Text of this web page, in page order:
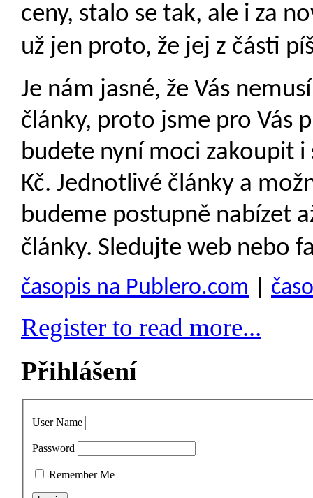
ceny, stalo se tak, ale i za
už jen proto, že jej z části
Je nám jasné, že Vás
články, proto jsme pro Vás
budete nyní moci zakoupit
Kč. Jednotlivé články a
budeme postupně nabízet
články. Sledujte web nebo
časopis na Publero.com
Register to read more...
Přihlášení
User Name
Password
Remember Me